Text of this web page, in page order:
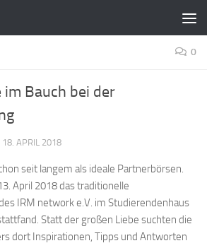
0
Bauch bei der
18. APRIL 2018
seit langem als ideale Partnerbörsen.
April 2018 das traditionelle
IRM network e.V. im Studierendenhaus
Statt der großen Liebe suchten die
dort Inspirationen, Tipps und Antworten